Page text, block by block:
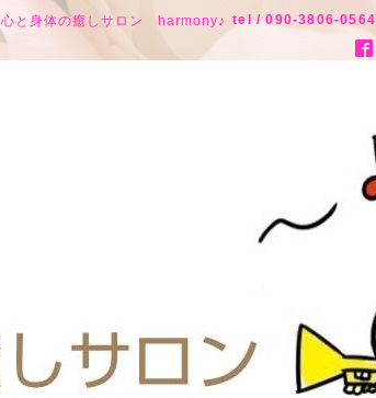
心と身体の癒しサロン harmony♪ tel / 090-3806-0564